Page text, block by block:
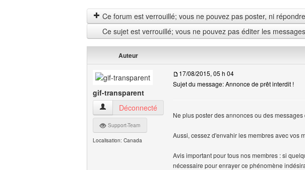
Ce forum est verrouillé; vous ne pouvez pas poster, ni
Ce sujet est verrouillé; vous ne pouvez pas éditer les
Auteur
gif-transparent
gif-transparent Voir le profil de l'utilisateur
Déconnecté
Support-Team
Localisation: Canada
17/08/2015, 05 h 04
Sujet du message: Annonce de prêt interdit !
Ne plus poster des annonces ou des
Aussi, cessez d'envahir les membres avec vos
Avis important pour tous nos membres : si
nécessaire pour enrayer ce phénomène